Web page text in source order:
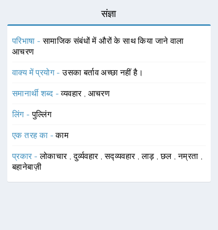
संज्ञा
परिभाषा -सामाजिक संबंधों में औरों के साथ किया जाने वाला
आचरण
वाक्य में प्रयोग -उसका बर्ताव अच्छा नहीं है।
समानार्थी शब्द -व्यवहार , आचरण
लिंग -पुल्लिंग
एक तरह का -काम
प्रकार -लोकाचार ,दुर्व्यवहार ,सद्व्यवहार ,लाड़ ,छल ,नम्रता ,
बहानेबाज़ी